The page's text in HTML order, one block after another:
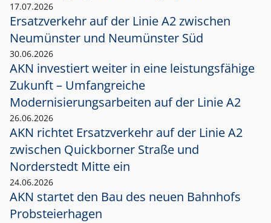
17.07.2026
Ersatzverkehr auf der Linie A2 zwischen
Neumünster und Neumünster Süd
30.06.2026
AKN investiert weiter in eine leistungsfähige
Zukunft – Umfangreiche
Modernisierungsarbeiten auf der Linie A2
26.06.2026
AKN richtet Ersatzverkehr auf der Linie A2
zwischen Quickborner Straße und
Norderstedt Mitte ein
24.06.2026
AKN startet den Bau des neuen Bahnhofs
Probsteierhagen